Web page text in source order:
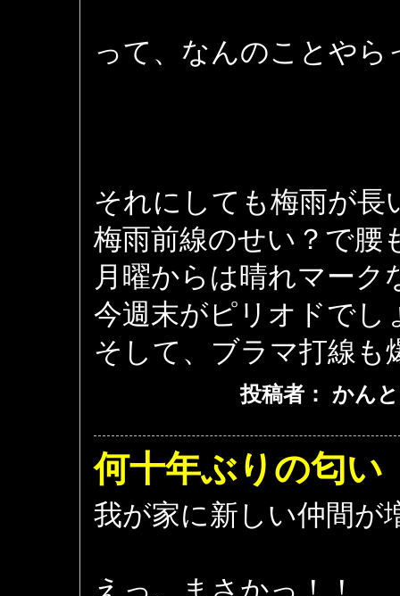
って、なんのことやら
それにしても梅雨が長
梅雨前線のせい？で腰
月曜からは晴れマーク
今週末がピリオドでし
そして、ブラマ打線も
投稿者： かん
何十年ぶりの匂い
我が家に新しい仲間が